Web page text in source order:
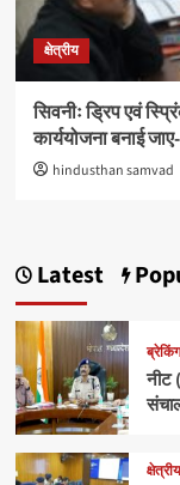
क्षेत्रीय
सिवनीः ड्रिप एवं
कार्ययोजना बनाई
hindusthan samvad
Latest
नीट
क्षेत्रीय